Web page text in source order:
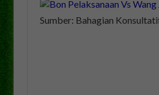
Sumber: Bahagian